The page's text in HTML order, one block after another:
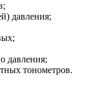
давления;
давления;
тонометров.